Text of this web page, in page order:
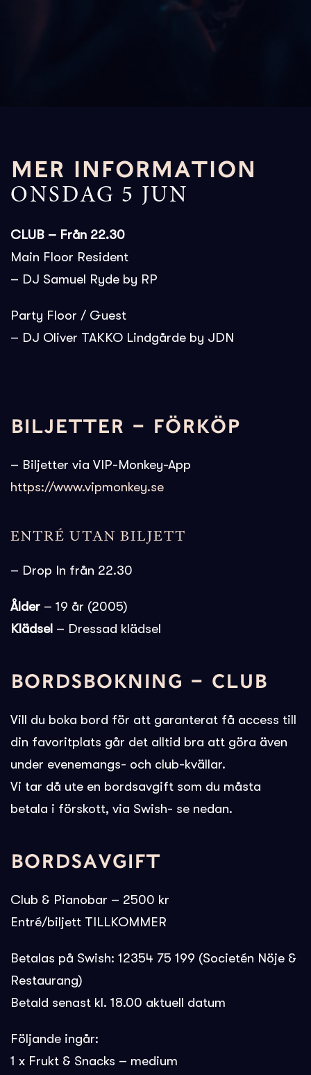
MER INFORMATION
ONSDAG 5 JUN
CLUB – Från 22.30
Main Floor Resident
– DJ Samuel Ryde by RP
Party Floor / Guest
– DJ Oliver TAKKO Lindgårde by JDN
BILJETTER – FÖRKÖP
– Biljetter via VIP-Monkey-App
https://www.vipmonkey.se
ENTRÉ UTAN BILJETT
– Drop In från 22.30
Ålder – 19 år (2005)
Klädsel – Dressad klädsel
BORDSBOKNING – CLUB
Vill du boka bord för att garanterat få access till
din favoritplats går det alltid bra att göra även
under evenemangs- och club-kvällar.
Vi tar då ute en bordsavgift som du måsta
betala i förskott, via Swish- se nedan.
BORDSAVGIFT
Club & Pianobar – 2500 kr
Entré/biljett TILLKOMMER
Betalas på Swish: 12354 75 199 (Societén Nöje &
Restaurang)
Betald senast kl. 18.00 aktuell datum
Följande ingår:
1 x Frukt & Snacks – medium